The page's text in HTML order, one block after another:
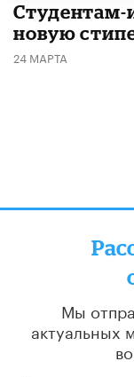
Студентам-
новую
24 МАРТА
Мы
актуальных